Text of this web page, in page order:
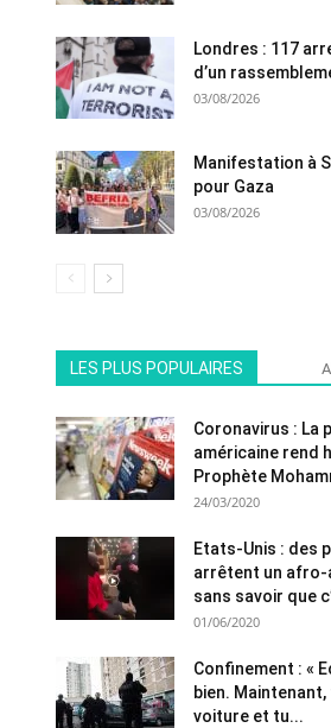
Londres : 117
d’un
03/08/2026
Manifestation à
pour Gaza
03/08/2026
LES PLUS POPULAIRES All
Coronavirus : La
américaine rend
24/03/2020
Etats-Unis : des
arrêtent un afro-
sans savoir que
01/06/2020
Confinement : «
bien.
voiture et tu...